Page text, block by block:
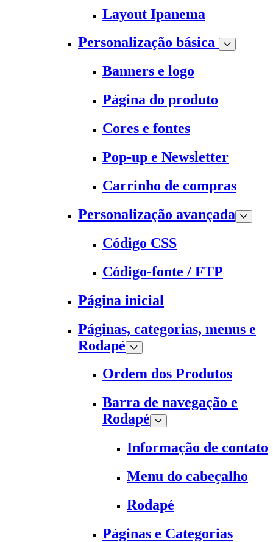
Layout Ipanema
Personalização básica
Banners e logo
Página do produto
Cores e fontes
Pop-up e Newsletter
Carrinho de compras
Personalização avançada
Código CSS
Código-fonte / FTP
Página inicial
Páginas, categorias, menus e
Rodapé
Ordem dos Produtos
Barra de navegação e
Rodapé
Informação de contato
Menu do cabeçalho
Rodapé
Páginas e Categorias